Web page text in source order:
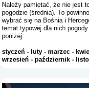
Należy pamiętać, że nie jest
pogodzie (średnia). To
wybrać się na Bośnia i
temat typowej dla nich
poniżej:
styczeń -luty -marzec -
wrzesień -październik -